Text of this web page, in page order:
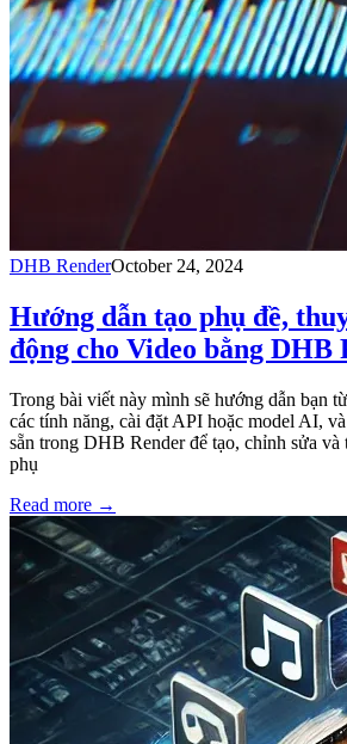
DHB RenderOctober 24, 2024
Hướng dẫn tạo phụ đề,
động cho Video bằng DHB
Trong bài viết này mình sẽ hướng dẫn bạn
các tính năng, cài đặt API hoặc model AI,
sẵn trong DHB Render để tạo, chỉnh sửa
phụ
Read more →